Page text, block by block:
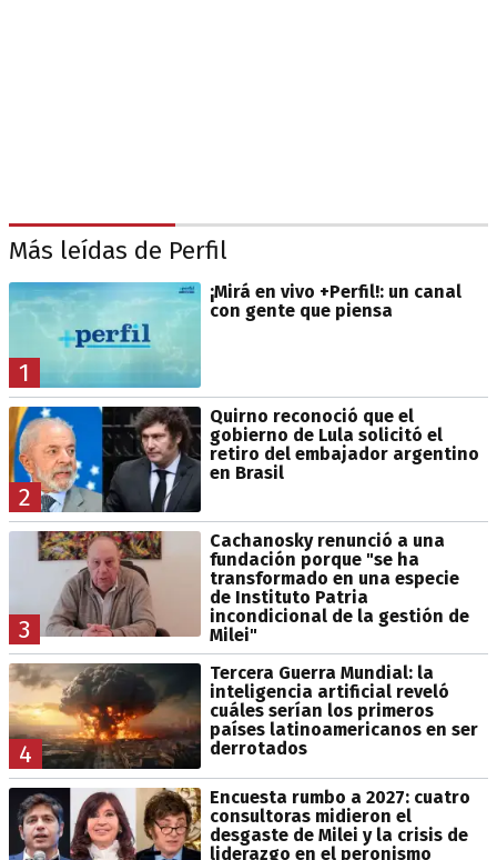
Más leídas de Perfil
1
¡Mirá en vivo +Perfil!: un canal
con gente que piensa
2
Quirno reconoció que el
gobierno de Lula solicitó el
retiro del embajador argentino
en Brasil
3
Cachanosky renunció a una
fundación porque "se ha
transformado en una especie
de Instituto Patria
incondicional de la gestión de
Milei"
4
Tercera Guerra Mundial: la
inteligencia artificial reveló
cuáles serían los primeros
países latinoamericanos en ser
derrotados
Encuesta rumbo a 2027: cuatro
consultoras midieron el
desgaste de Milei y la crisis de
liderazgo en el peronismo